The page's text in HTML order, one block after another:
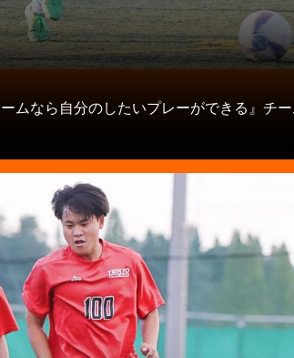
ムなら自分のしたいプレーができる』チー